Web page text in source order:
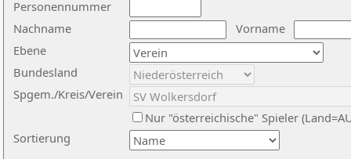
Nachname
Vorname
Ebene
Sortierung
Personennummer
Bundesland
Spgem./Kreis/Verein
Nur "österreichische" Spieler